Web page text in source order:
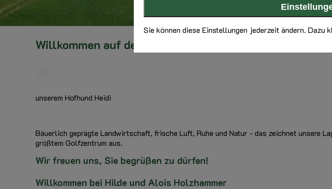
Sie können diese Einstellungen jederzeit ändern.
Willkommen auf dem Anrichterhof!
unserem Hofhund Heidi
Bäuerlich geprägte Landwirtschaft, frische Luft, Ruhe und Natur - das zeichnet unsere
größtem Golfzentrum aus.
Wir freuen uns, Sie begrüßen zu dürfen!
Willkommen bei Hilde und Alois Holzhammer